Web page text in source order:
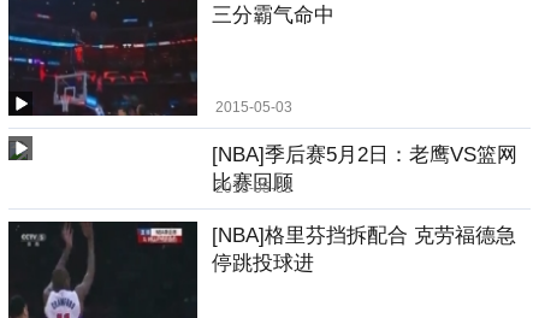
三分霸气命中
2015-05-03
[NBA]季后赛5月2日：老鹰VS篮网
比赛回顾
2015-05-03
[NBA]格里芬挡拆配合 克劳福德急
停跳投球进